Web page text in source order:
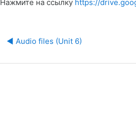
Нажмите на ссылку https://
◀︎ Audio files (Unit 6)